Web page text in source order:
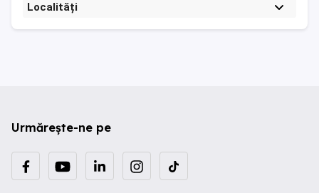
Localități
Urmărește-ne pe